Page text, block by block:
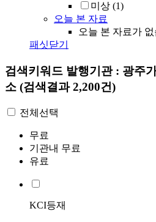
미상 (1)
오늘 본 자료
오늘 본 자료가
패싯닫기
검색키워드 발행기관 : 광주
소 (검색결과 2,200건)
전체선택
무료
기관내 무료
유료
KCI등재